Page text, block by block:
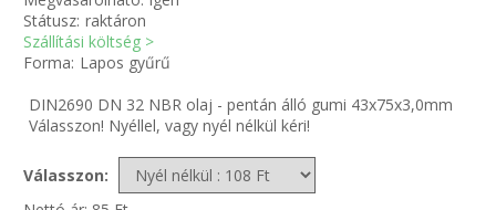
ETETŐTÁL-TIPLI-GRANULÁTUM
KÖTÖZŐK-JELÖLŐK-IRATTARTÓK
Státusz: raktáron
Szállítási költség >
Forma: Lapos gyűrű
DIN2690 DN 32 NBR olaj - pentán álló gumi 43x75x3,0mm
Válasszon! Nyéllel, vagy nyél nélkül kéri!
Válasszon: